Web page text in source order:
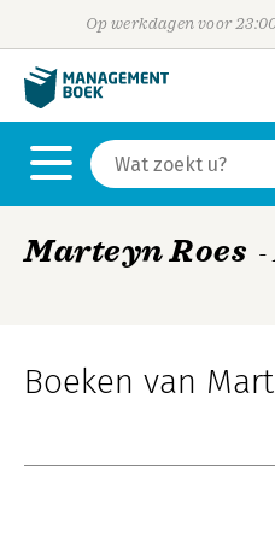
Op werkdagen voor
Marteyn Roes -
Boeken van